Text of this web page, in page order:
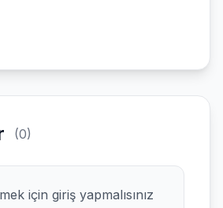
(0)
için giriş yapmalısınız